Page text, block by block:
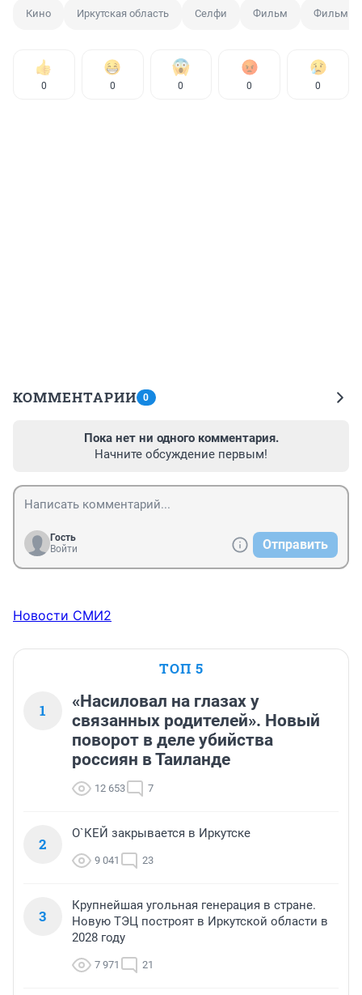
Кино Иркутская область Селфи Фильм Фильм
0 0 0 0 0
КОММЕНТАРИИ 0
Пока нет ни одного комментария.
Начните обсуждение первым!
Гость
Войти
Отправить
Новости СМИ2
ТОП 5
1
«Насиловал на глазах у
связанных родителей». Новый
поворот в деле убийства
россиян в Таиланде
12 653 7
2
О`КЕЙ закрывается в Иркутске
9 041 23
3
Крупнейшая угольная генерация в стране.
Новую ТЭЦ построят в Иркутской области в
2028 году
7 971 21